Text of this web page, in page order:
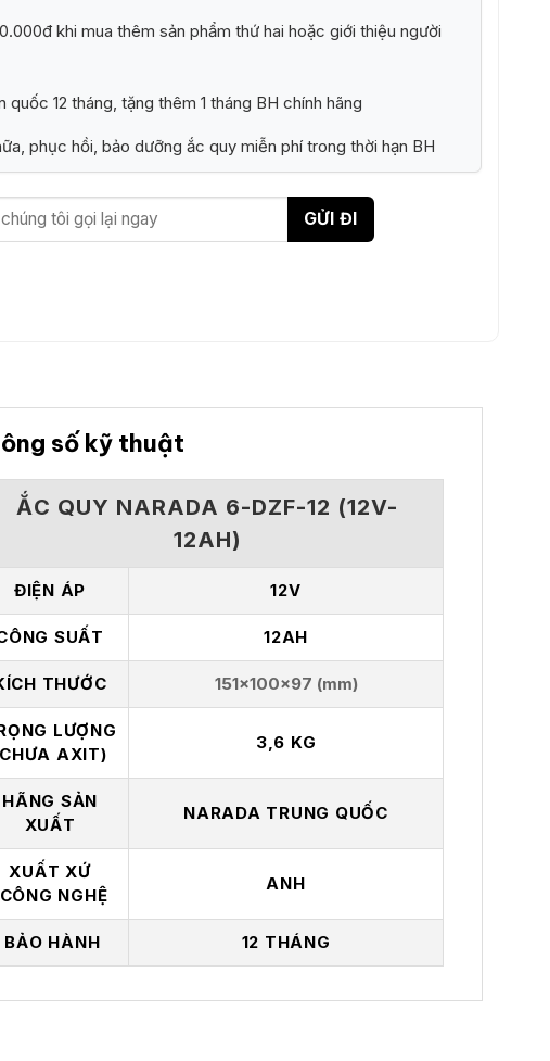
khi mua thêm sản phẩm thứ hai hoặc giới thiệu người
quốc 12 tháng, tặng thêm 1 tháng BH chính hãng
phục hồi, bảo dưỡng ắc quy miễn phí trong thời hạn BH
số kỹ thuật
ẮC QUY NARADA 6-DZF-12 (12V-
12AH)
ĐIỆN ÁP 12V
SUẤT 12AH
THƯỚC 151x100x97 (mm)
LƯỢNG
AXIT)
3,6 KG
HÃNG SẢN
XUẤT
NARADA TRUNG QUỐC
XUẤT XỨ
NGHỆ
ANH
BẢO HÀNH 12 THÁNG